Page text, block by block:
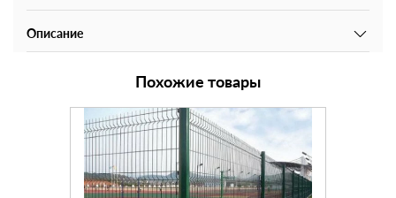
Описание
Похожие товары